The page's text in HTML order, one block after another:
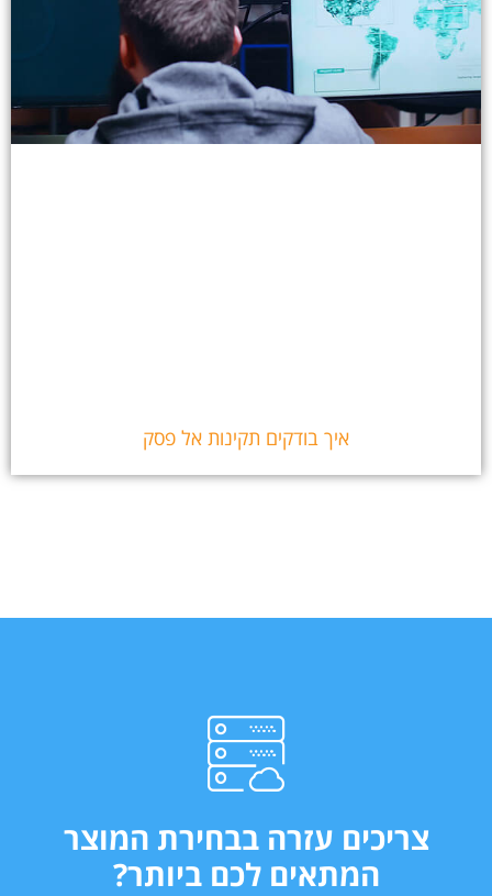
איך בודקים תקינות אל פסק
צריכים עזרה בבחירת המוצר
המתאים לכם ביותר?